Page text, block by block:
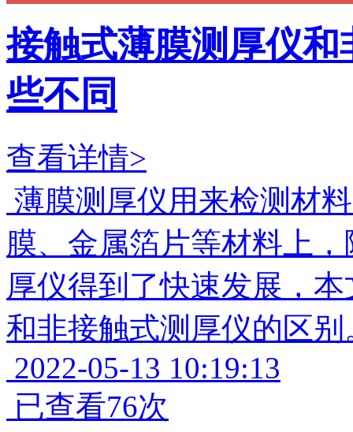
接触式薄膜测厚仪
些不同
查看详情>
薄膜测厚仪用来检测材
膜、金属箔片等材料上
厚仪得到了快速发展，
和非接触式测厚仪的区别
2022-05-13 10:19:13
已查看76次